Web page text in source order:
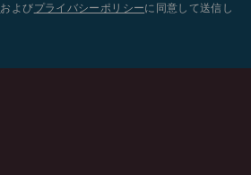
およびプライバシーポリシーに同意して送信し